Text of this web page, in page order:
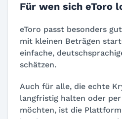
Für wen sich eToro
eToro passt besonders
mit kleinen Beträgen
einfache,
schätzen.
Auch für alle, die echte
langfristig halten oder
möchten, ist die